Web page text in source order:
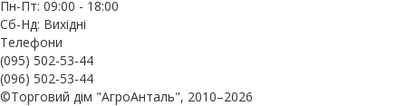
Пн-Пт: 09:00 - 18:00
Сб-Нд: Вихідні
Телефони
(095) 502-53-44
(096) 502-53-44
©Торговий дім "АгроАнталь", 2010–2026